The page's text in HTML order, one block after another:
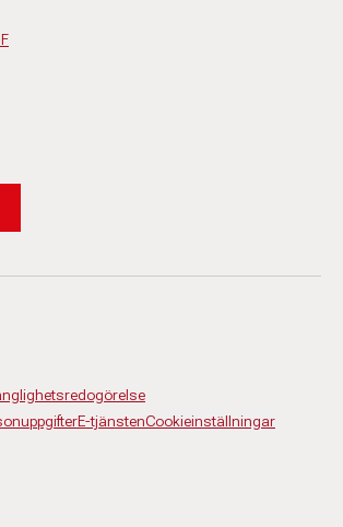
E-tjänstenCookieinställningar
linkedin